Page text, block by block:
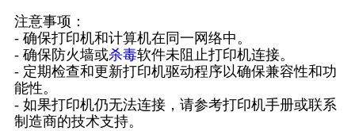
注意事项：
- 确保打印机和计算机在同一网络中。
- 确保防火墙或杀毒软件未阻止打印机连接。
- 定期检查和更新打印机驱动程序以确保兼容性和功
能性。
- 如果打印机仍无法连接，请参考打印机手册或联系
制造商的技术支持。